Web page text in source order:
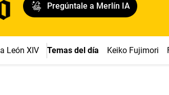
Pregúntale a Merlín IA
León XIV Temas del día Keiko Fujimori